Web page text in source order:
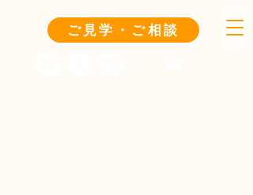
ご見学・ご相談